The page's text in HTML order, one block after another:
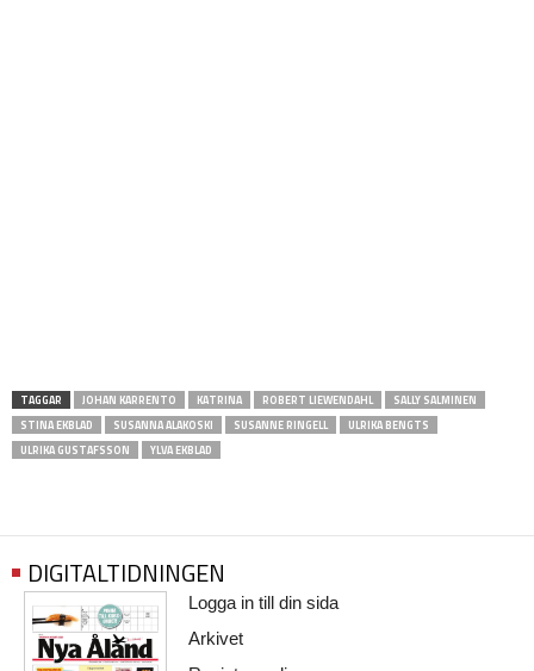
TAGGAR JOHAN KARRENTO KATRINA ROBERT LIEWENDAHL
SALLY SALMINEN
STINA EKBLAD
SUSANNA ALAKOSKI SUSANNE RINGELL
ULRIKA BENGTS
ULRIKA GUSTAFSSON
YLVA EKBLAD
DIGITALTIDNINGEN
Logga in till din sida
Arkivet